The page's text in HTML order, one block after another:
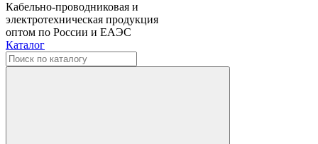
Кабельно-проводниковая и
электротехническая продукция
оптом по России и ЕАЭС
Каталог